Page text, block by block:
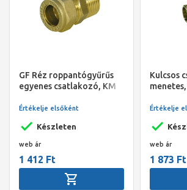
GF Réz roppantógyűrűs
egyenes csatlakozó, KM
Készleten
Értékelje elsőként
web ár
1 412 Ft
Kulcsos
Értékelje
web ár
1 873 Ft